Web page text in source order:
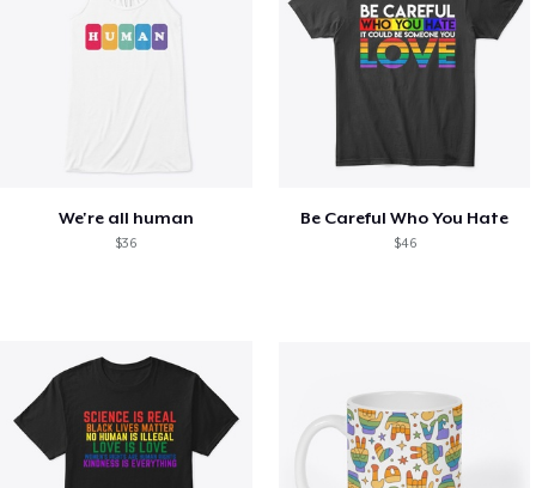
We're all human
$36
Be Careful Who You Hate
$46